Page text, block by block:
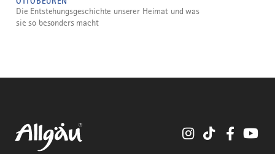
Die Entstehungsgeschichte unserer Heimat und was
sie so besonders macht
InstagramTikTok